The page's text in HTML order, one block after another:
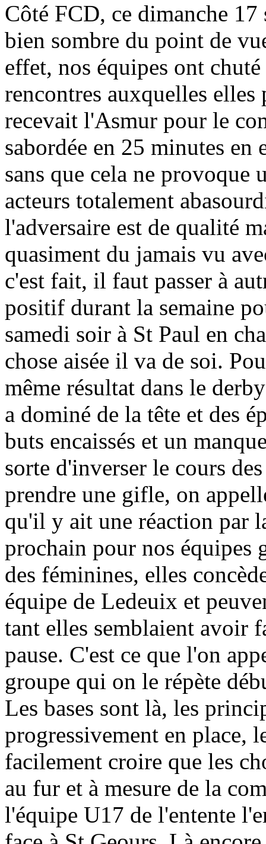
Côté FCD, ce dimanche
bien sombre du point de
effet, nos équipes ont
rencontres auxquelles
recevait l'Asmur pour le
sabordée en 25 minutes en
sans que cela ne provoque
acteurs totalement
l'adversaire est de qualité
quasiment du jamais vu
c'est fait, il faut passer à
positif durant la semaine
samedi soir à St Paul en
chose aisée il va de soi.
même résultat dans le
a dominé de la tête et des
buts encaissés et un
sorte d'inverser le cours
prendre une gifle, on
qu'il y ait une réaction par
prochain pour nos équipes
des féminines, elles
équipe de Ledeuix et
tant elles semblaient avoir
pause. C'est ce que l'on
groupe qui on le répète
Les bases sont là, les
progressivement en place,
facilement croire que les
au fur et à mesure de la
l'équipe U17 de l'entente